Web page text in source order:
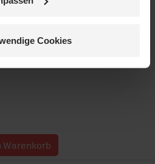
Cookies
€(inkl. MwSt., zzgl. Versandkosten)